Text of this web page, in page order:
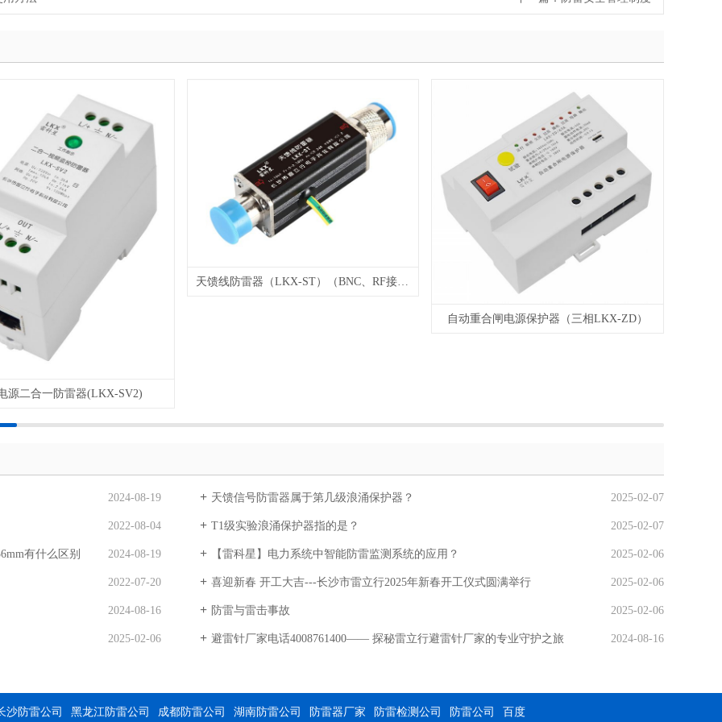
源二合一防雷器(LKX-SV2)
天馈线防雷器（LKX-ST）（BNC、RF接口、L9接口、（N(L16)、SMA接口、英制F接口等）
自动重合闸电源保护器（三相LKX-ZD）
2024-08-19 天馈信号防雷器属于第几级浪涌保护器？ 2025-02-07
2022-08-04 T1级实验浪涌保护器指的是？ 2025-02-07
有什么区别 2024-08-19 【雷科星】电力系统中智能防雷监测系统的应用？ 2025-02-06
2022-07-20 喜迎新春 开工大吉---长沙市雷立行2025年新春开工仪式圆满举行 2025-02-06
2024-08-16 防雷与雷击事故 2025-02-06
2025-02-06 避雷针厂家电话4008761400—— 探秘雷立行避雷针厂家的专业守护之旅 2024-08-16
沙防雷公司 黑龙江防雷公司 成都防雷公司 湖南防雷公司 防雷器厂家 防雷检测公司 防雷公司 百度